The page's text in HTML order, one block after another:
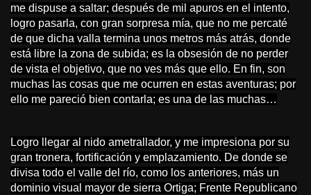
me dispuse a saltar; después de mil apuros en el intento,
logro pasarla, con gran sorpresa mía, que no me percaté
de que dicha valla termina unos metros más atrás, donde
está libre la zona de subida; es la obsesión de no perder
de vista el objetivo, que no ves más que ello. En fin, son
muchas las cosas que me ocurren en estas aventuras; por
ello me pareció bien contarla; es una de las muchas…
Logro llegar al nido ametrallador, y me impresiona por su
gran tronera, fortificación y emplazamiento. De donde se
divisa todo el valle del río, como los anteriores, más un
dominio visual mayor de sierra Ortiga; Frente Republicano